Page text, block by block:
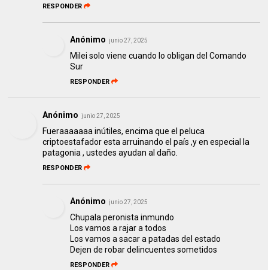
RESPONDER
Anónimo junio 27, 2025
Milei solo viene cuando lo obligan del Comando
Sur
RESPONDER
Anónimo junio 27, 2025
Fueraaaaaaa inútiles, encima que el peluca
criptoestafador esta arruinando el país ,y en especial la
patagonia , ustedes ayudan al daño.
RESPONDER
Anónimo junio 27, 2025
Chupala peronista inmundo
Los vamos a rajar a todos
Los vamos a sacar a patadas del estado
Dejen de robar delincuentes sometidos
RESPONDER